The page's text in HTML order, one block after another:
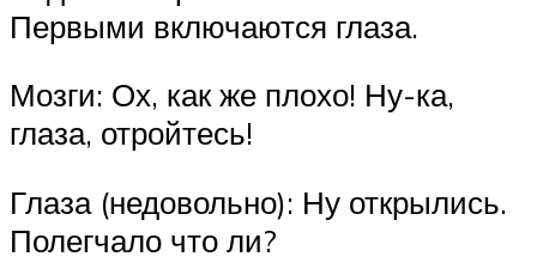
Первыми включаются глаза.
Мозги: Ох, как же плохо! Ну-ка,
глаза, отройтесь!
Глаза (недовольно): Ну открылись.
Полегчало что ли?